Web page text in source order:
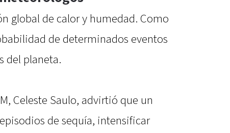
global de calor y humedad. Como
de determinados eventos
del planeta.
Celeste Saulo, advirtió que un
de sequía, intensificar